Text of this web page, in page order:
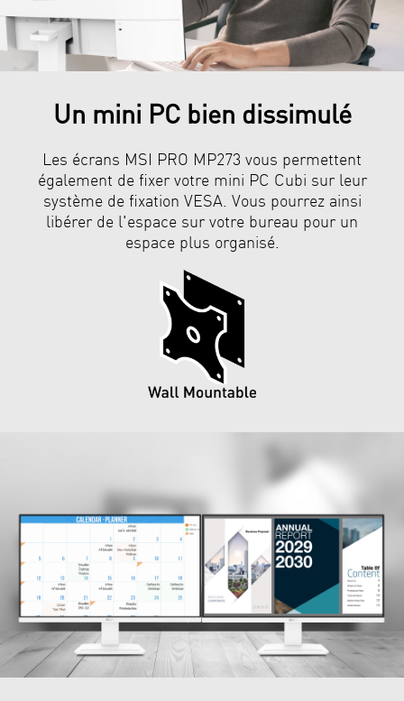
Un mini PC bien dissimulé
Les écrans MSI PRO MP273 vous permettent
également de fixer votre mini PC Cubi sur leur
système de fixation VESA. Vous pourrez ainsi
libérer de l'espace sur votre bureau pour un
espace plus organisé.